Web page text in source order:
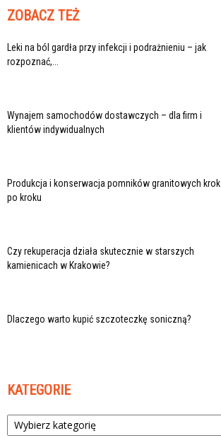
ZOBACZ TEŻ
Leki na ból gardła przy infekcji i podrażnieniu – jak
rozpoznać,...
Wynajem samochodów dostawczych – dla firm i
klientów indywidualnych
Produkcja i konserwacja pomników granitowych krok
po kroku
Czy rekuperacja działa skutecznie w starszych
kamienicach w Krakowie?
Dlaczego warto kupić szczoteczkę soniczną?
KATEGORIE
Kategorie